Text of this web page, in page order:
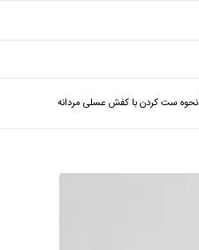
نحوه ست کردن با کفش عسلی مردانه